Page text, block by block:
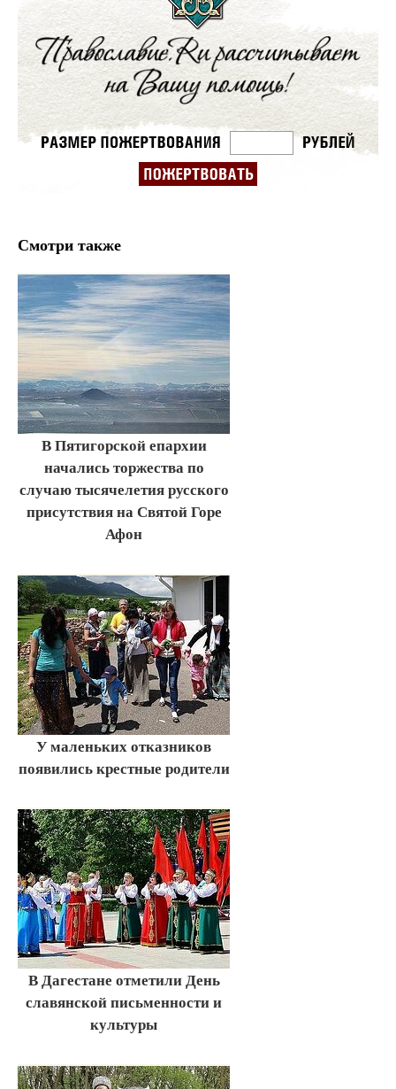
Смотри также
В Пятигорской епархии
начались торжества по
случаю тысячелетия русского
присутствия на Святой Горе
Афон
У маленьких отказников
появились крестные родители
В Дагестане отметили День
славянской письменности и
культуры